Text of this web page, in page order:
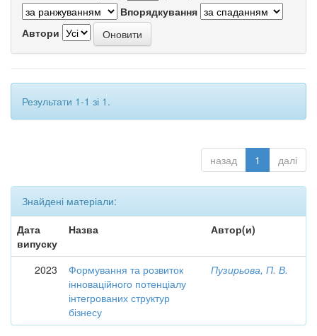
Впорядкування
Автори
Результати 1-1 зі 1.
назад 1 далі
Знайдені матеріали:
Дата
випуску
Назва Автор(и)
2023
Формування та розвиток
інноваційного потенціалу
інтегрованих структур
бізнесу
Пузирьова, П. В.